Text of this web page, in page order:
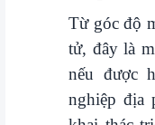
Từ góc độ
tử, đây là
nếu được
nghiệp địa